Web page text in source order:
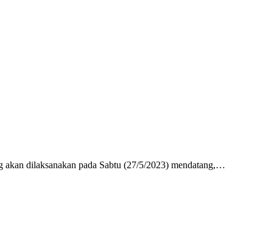
dilaksanakan pada Sabtu (27/5/2023) mendatang,…